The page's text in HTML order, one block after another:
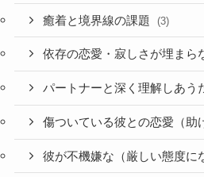
癒着と境界線の課題 (3)
依存の恋愛・寂しさが埋まら
パートナーと深く理解しあう
傷ついている彼との恋愛（助
彼が不機嫌な（厳しい態度に